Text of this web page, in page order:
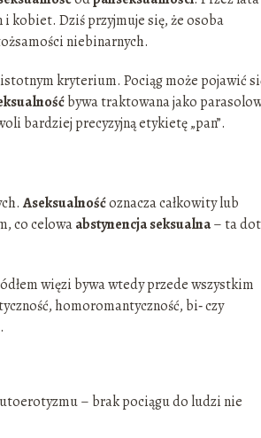
i kobiet. Dziś przyjmuje się, że osoba
niebinarnych.
kryterium. Pociąg może pojawić
bywa traktowana jako
bardziej precyzyjną etykietę „pan”.
Aseksualnośćoznacza całkowity lub
co celowaabstynencja seksualna– ta
więzi bywa wtedy przede wszystkim
homoromantyczność, bi‑ czy
– brak pociągu do ludzi nie